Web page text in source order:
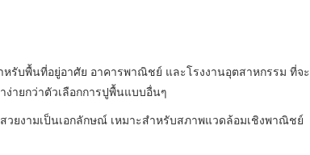
รับพื้นที่อยู่อาศัย อาคารพาณิชย์ และโรงงานอุตสาหกรรม ที่จะ
ายกว่าตัวเลือกการปูพื้นแบบอื่นๆ
งามเป็นเอกลักษณ์ เหมาะสำหรับสภาพแวดล้อมเชิงพาณิชย์